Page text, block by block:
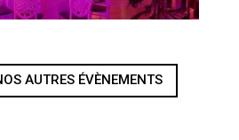
AUTRES ÉVÈNEMENTS